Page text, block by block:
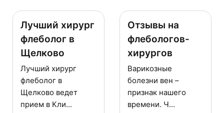
Лучший хирург
флеболог в
Щелково
Лучший хирург
флеболог в
Щелково ведет
прием в Кли...
Отзывы на
флебологов-
хирургов
Варикозные
болезни вен –
признак нашего
времени. Ч...